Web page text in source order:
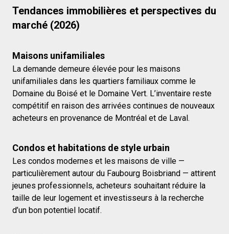
Tendances immobilières et perspectives du
marché (2026)
Maisons unifamiliales
La demande demeure élevée pour les maisons
unifamiliales dans les quartiers familiaux comme le
Domaine du Boisé et le Domaine Vert. L’inventaire reste
compétitif en raison des arrivées continues de nouveaux
acheteurs en provenance de Montréal et de Laval.
Condos et habitations de style urbain
Les condos modernes et les maisons de ville —
particulièrement autour du Faubourg Boisbriand — attirent
jeunes professionnels, acheteurs souhaitant réduire la
taille de leur logement et investisseurs à la recherche
d’un bon potentiel locatif.